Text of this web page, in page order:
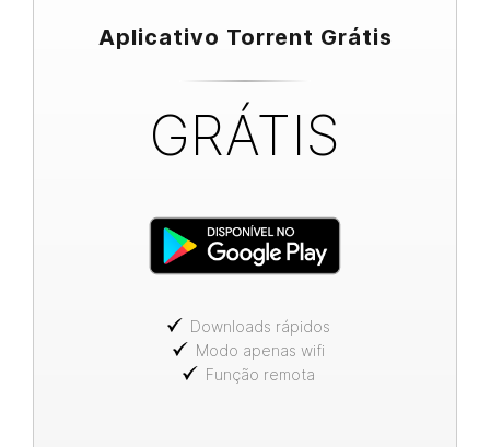
Aplicativo Torrent Grátis
GRÁTIS
Downloads rápidos
Modo apenas wifi
Função remota